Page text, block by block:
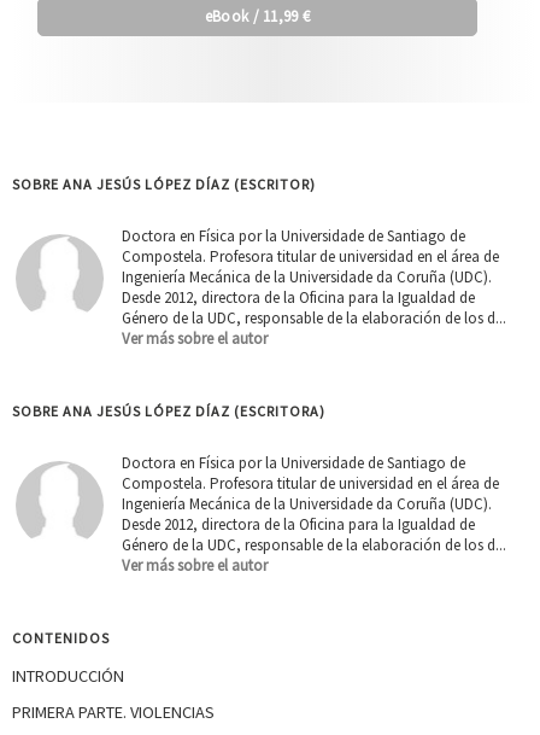
eBook/ 11,99 €
SOBRE ANA JESÚS LÓPEZ DÍAZ (ESCRITOR)
Doctora en Física por la Universidade de Santiago de
Compostela. Profesora titular de universidad en el área de
Ingeniería Mecánica de la Universidade da Coruña (UDC).
Desde 2012, directora de la Oficina para la Igualdad de
Género de la UDC, responsable de la elaboración de los d...
Ver más sobre el autor
SOBRE ANA JESÚS LÓPEZ DÍAZ (ESCRITORA)
Doctora en Física por la Universidade de Santiago de
Compostela. Profesora titular de universidad en el área de
Ingeniería Mecánica de la Universidade da Coruña (UDC).
Desde 2012, directora de la Oficina para la Igualdad de
Género de la UDC, responsable de la elaboración de los d...
Ver más sobre el autor
CONTENIDOS
INTRODUCCIÓN
PRIMERA PARTE. VIOLENCIAS